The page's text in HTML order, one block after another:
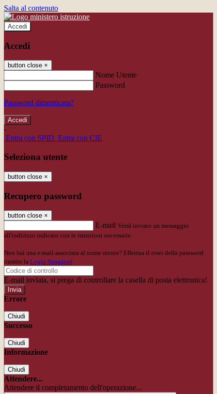
Salta al contenuto
Accedi
Accedi
button close ×
Nome Utente
Password
Password dimenticata?
-
Entra con SPID Entra con CIE
Seleziona utente
button close ×
Recupero password
button close ×
E-mail Verrà inviato un messaggio
all'indirizzo indicato con le istruzioni necessarie.
Non hai una e-mail associata al nome utente? Effettua il reset della password
tramite la Login Spaggiari
E-mail inviata, si prega di controllare la casella di posta elettronica!
Errore
Chiudi
Successo
Chiudi
Informazione
Chiudi
Attendere...
Attendere il completamento dell'operazione...